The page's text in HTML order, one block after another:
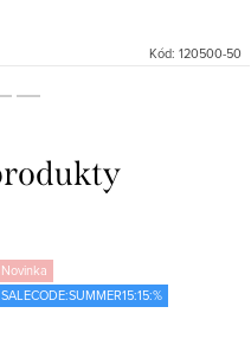
Kód: 120500-50
Novinka
SALECODE:SUMMER15:15:%